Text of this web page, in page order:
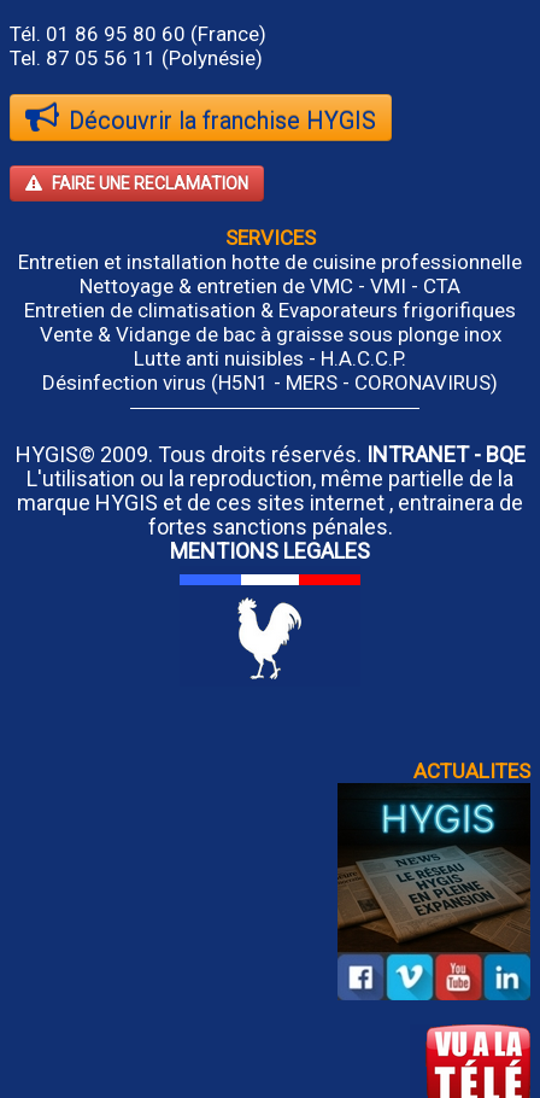
Tél. 01 86 95 80 60 (France)
Tel. 87 05 56 11 (Polynésie)
Découvrir la franchise HYGIS
FAIRE UNE RECLAMATION
SERVICES
Entretien et installation hotte de cuisine professionnelle
Nettoyage & entretien de VMC - VMI - CTA
Entretien de climatisation & Evaporateurs frigorifiques
Vente & Vidange de bac à graisse sous plonge inox
Lutte anti nuisibles - H.A.C.C.P.
Désinfection virus (H5N1 - MERS - CORONAVIRUS)
HYGIS© 2009. Tous droits réservés. INTRANET- BQE
L'utilisation ou la reproduction, même partielle de la
marque HYGIS et de ces sites internet , entrainera de
fortes sanctions pénales.
MENTIONS LEGALES
ACTUALITES